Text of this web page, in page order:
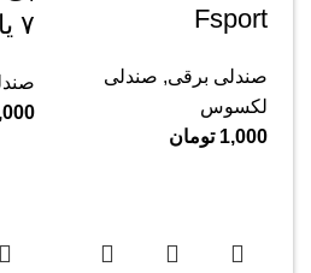
Fsport
صندلی برقی, صندلی
لکسوس
1,000 تومان
۷ یا x6